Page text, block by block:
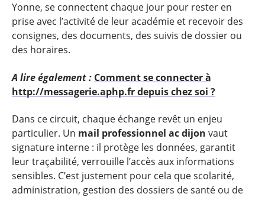
Yonne, se connectent chaque jour pour rester en
prise avec l’activité de leur académie et recevoir des
consignes, des documents, des suivis de dossier ou
des horaires.
A lire également : Comment se connecter à
http://messagerie.aphp.fr depuis chez soi ?
Dans ce circuit, chaque échange revêt un enjeu
particulier. Un mail professionnel ac dijon vaut
signature interne : il protège les données, garantit
leur traçabilité, verrouille l’accès aux informations
sensibles. C’est justement pour cela que scolarité,
administration, gestion des dossiers de santé ou de